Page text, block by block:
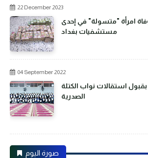
22 December 2023
امرأة "متسولة" في إحدى
مستشفيات بغداد
04 September 2022
استقالات نواب الكتلة
الصدرية
صورة اليوم